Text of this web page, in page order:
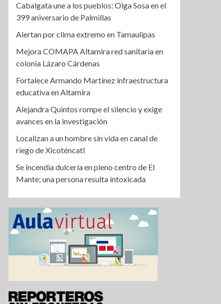
Cabalgata une a los pueblos: Olga Sosa en el
399 aniversario de Palmillas
Alertan por clima extremo en Tamaulipas
Mejora COMAPA Altamira red sanitaria en
colonia Lázaro Cárdenas
Fortalece Armando Martínez infraestructura
educativa en Altamira
Alejandra Quintos rompe el silencio y exige
avances en la investigación
Localizan a un hombre sin vida en canal de
riego de Xicoténcatl
Se incendia dulcería en pleno centro de El
Mante; una persona resulta intoxicada